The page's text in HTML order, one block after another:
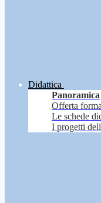
Didattica
Panoramica
Offerta
Le schede
I progetti